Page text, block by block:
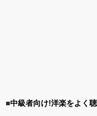
■中級者向け!洋楽をよく